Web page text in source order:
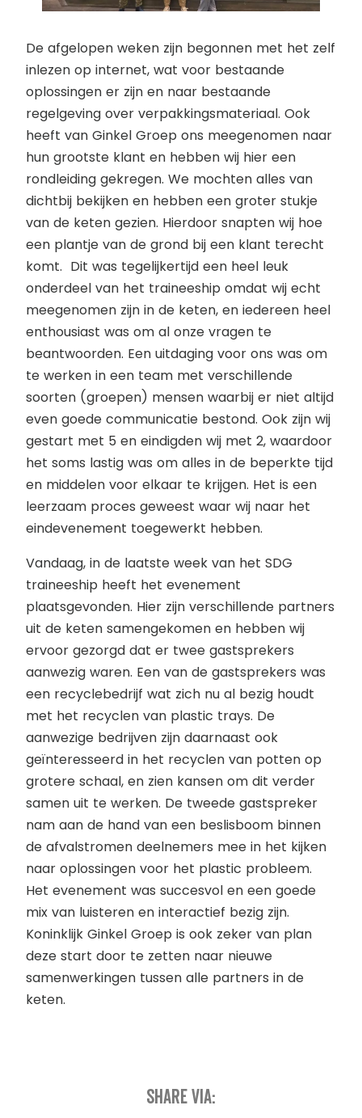
De afgelopen weken zijn begonnen met het zelf
inlezen op internet, wat voor bestaande
oplossingen er zijn en naar bestaande
regelgeving over verpakkingsmateriaal. Ook
heeft van Ginkel Groep ons meegenomen naar
hun grootste klant en hebben wij hier een
rondleiding gekregen. We mochten alles van
dichtbij bekijken en hebben een groter stukje
van de keten gezien. Hierdoor snapten wij hoe
een plantje van de grond bij een klant terecht
komt. Dit was tegelijkertijd een heel leuk
onderdeel van het traineeship omdat wij echt
meegenomen zijn in de keten, en iedereen heel
enthousiast was om al onze vragen te
beantwoorden. Een uitdaging voor ons was om
te werken in een team met verschillende
soorten (groepen) mensen waarbij er niet altijd
even goede communicatie bestond. Ook zijn wij
gestart met 5 en eindigden wij met 2, waardoor
het soms lastig was om alles in de beperkte tijd
en middelen voor elkaar te krijgen. Het is een
leerzaam proces geweest waar wij naar het
eindevenement toegewerkt hebben.
Vandaag, in de laatste week van het SDG
traineeship heeft het evenement
plaatsgevonden. Hier zijn verschillende partners
uit de keten samengekomen en hebben wij
ervoor gezorgd dat er twee gastsprekers
aanwezig waren. Een van de gastsprekers was
een recyclebedrijf wat zich nu al bezig houdt
met het recyclen van plastic trays. De
aanwezige bedrijven zijn daarnaast ook
geïnteresseerd in het recyclen van potten op
grotere schaal, en zien kansen om dit verder
samen uit te werken. De tweede gastspreker
nam aan de hand van een beslisboom binnen
de afvalstromen deelnemers mee in het kijken
naar oplossingen voor het plastic probleem.
Het evenement was succesvol en een goede
mix van luisteren en interactief bezig zijn.
Koninklijk Ginkel Groep is ook zeker van plan
deze start door te zetten naar nieuwe
samenwerkingen tussen alle partners in de
keten.
Share via: